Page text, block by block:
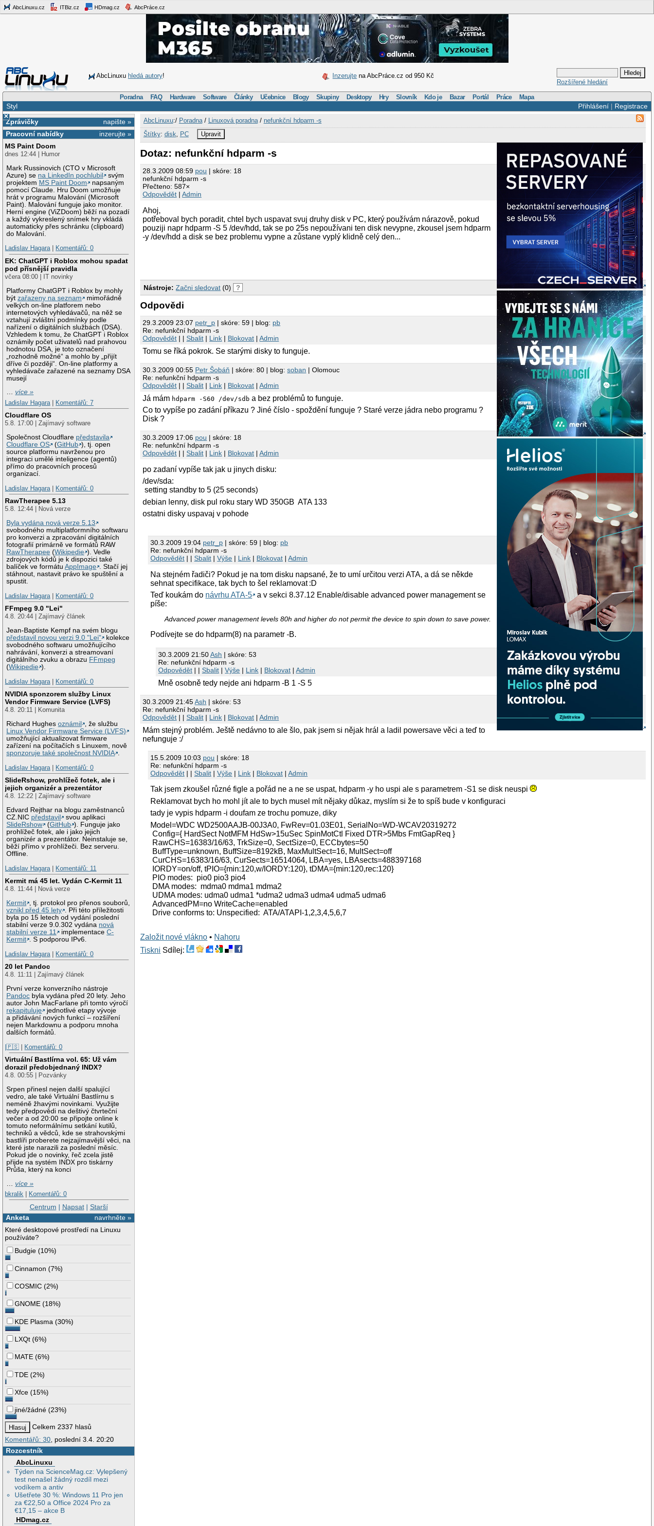
AbcLinuxu.cz ITBiz.cz HDmag.cz AbcPráce.cz
AbcLinuxu hledá autory! Inzerujte na AbcPráce.cz od 950 Kč
Rozšířené hledání
Poradna FAQ Hardware Software Články Učebnice Blogy Skupiny Desktopy Hry Slovník Kdo je Bazar Portál Práce Mapa
Přihlášení| Registrace
Styl
×
napište »
Zprávičky
inzerujte »
Pracovní nabídky
MS Paint Doom
dnes 12:44 | Humor
Mark Russinovich (CTO v Microsoft
Azure) se na LinkedIn pochlubil
svým
projektem MS Paint Doom
napsaným
pomocí Claude. Hru Doom umožňuje
hrát v programu Malování (Microsoft
Paint). Malování funguje jako monitor.
Herní engine (ViZDoom) běží na pozadí
a každý vykreslený snímek hry vkládá
automaticky přes schránku (clipboard)
do Malování.
Ladislav Hagara| Komentářů: 0
EK: ChatGPT i Roblox mohou spadat
pod přísnější pravidla
včera 08:00 | IT novinky
Platformy ChatGPT i Roblox by mohly
býtzařazeny na seznam
mimořádně
velkých on-line platforem nebo
internetových vyhledávačů, na něž se
vztahují zvláštní podmínky podle
nařízení o digitálních službách (DSA).
Vzhledem k tomu, že ChatGPT i Roblox
oznámily počet uživatelů nad prahovou
hodnotou DSA, je toto označení
„rozhodně možné“ a mohlo by „přijít
dříve či později“. On-line platformy a
vyhledávače zařazené na seznamy DSA
musejí
…více »
Ladislav Hagara
Komentářů: 7
Cloudflare OS
5.8. 17:00 | Zajímavý software
Společnost Cloudflare představila
Cloudflare OS
(GitHub ), tj. open
source platformu navrženou pro
integraci umělé inteligence (agentů)
přímo do pracovních procesů
organizací.
Ladislav Hagara
Komentářů: 0
RawTherapee 5.13
5.8. 12:44 | Nová verze
Byla vydána nová verze 5.13
svobodného multiplatformního softwaru
pro konverzi a zpracování digitálních
fotografií primárně ve formátů RAW
RawTherapee (Wikipedie ). Vedle
zdrojových kódů je k dispozici také
balíček ve formátuAppImage . Stačí jej
stáhnout, nastavit právo ke spuštění a
spustit.
Ladislav Hagara
Komentářů: 0
FFmpeg 9.0 "Lei"
4.8. 20:44 | Zajímavý článek
Jean-Baptiste Kempf na svém blogu
představil novou verzi 9.0 "Lei"
kolekce
svobodného softwaru umožňujícího
nahrávání, konverzi a streamovaní
digitálního zvuku a obrazu FFmpeg
(Wikipedie ).
Ladislav Hagara | Komentářů: 0
NVIDIA sponzorem služby Linux
Vendor Firmware Service (LVFS)
4.8. 20:11 | Komunita
Richard Hughesoznámil
, že službu
Linux Vendor Firmware Service (LVFS)
umožňující aktualizovat firmware
zařízení na počítačích s Linuxem, nově
sponzoruje také společnost NVIDIA .
Ladislav Hagara | Komentářů: 0
SlideRshow, prohlížeč fotek, ale i
jejich organizér a prezentátor
4.8. 12:22 | Zajímavý software
Edvard Rejthar na blogu zaměstnanců
CZ.NIC představil
svou aplikaci
SlideRshow
(GitHub ). Funguje jako
prohlížeč fotek, ale i jako jejich
organizér a prezentátor. Neinstaluje se,
běží přímo v prohlížeči. Bez serveru.
Offline.
Ladislav Hagara | Komentářů: 11
Kermit má 45 let. Vydán C-Kermit 11
4.8. 11:44 | Nová verze
Kermit
, tj. protokol pro přenos souborů,
vznikl před 45 lety
. Při této příležitosti
byla po 15 letech od vydání poslední
stabilní verze 9.0.302 vydána nová
stabilní verze 11
implementaceC-
Kermit
. S podporou IPv6.
Ladislav Hagara | Komentářů: 0
20 let Pandoc
4.8. 11:11 | Zajímavý článek
První verze konverzního nástroje
Pandoc byla vydána před 20 lety. Jeho
autor John MacFarlane při tomto výročí
rekapituluje
jednotlivé etapy vývoje
a přidávání nových funkcí – rozšíření
nejen Markdownu a podporu mnoha
dalších formátů.
|🇵🇸 | Komentářů: 0
Virtuální Bastlírna vol. 65: Už vám
dorazil předobjednaný INDX?
4.8. 00:55 | Pozvánky
Srpen přinesl nejen další spalující
vedro, ale také Virtuální Bastlírnu s
neméně žhavými novinkami. Využijte
tedy předpovědi na deštivý čtvrteční
večer a od 20:00 se připojte online k
tomuto neformálnímu setkání kutilů,
techniků a vědců, kde se strahovskými
bastlíři proberete nejzajímavější věci, na
které jste narazili za poslední měsíc.
Pokud jde o novinky, řeč zcela jistě
přijde na systém INDX pro tiskárny
Průša, který na konci
…více »
bkralik
Komentářů: 0
Centrum | Napsat| Starší
navrhněte »
Anketa
Které desktopové prostředí na Linuxu
používáte?
Budgie (10%)
Cinnamon (7%)
COSMIC (2%)
GNOME (18%)
KDE Plasma (30%)
LXQt (6%)
MATE (6%)
TDE (2%)
Xfce (15%)
jiné/žádné (23%)
Celkem 2337 hlasů
Komentářů: 30 , poslední 3.4. 20:20
Rozcestník
AbcLinuxu
Týden na ScienceMag.cz: Vylepšený
test nenašel žádný rozdíl mezi
vodíkem a antiv
Ušetřete 30 %: Windows 11 Pro jen
za €22,50 a Office 2024 Pro za
€17,15 – akce B
HDmag.cz
AbcLinuxu:/ Poradna/ Linuxová poradna/ nefunkční hdparm -s
Štítky: disk PC Upravit
Dotaz: nefunkční hdparm -s
28.3.2009 08:59 pou | skóre: 18
nefunkční hdparm -s
Přečteno: 587×
Odpovědět |Admin
Ahoj,
potřeboval bych poradit, chtel bych uspavat svuj druhy disk v PC, který používám nárazově, pokud
pouziji napr hdparm -S 5 /dev/hdd, tak se po 25s nepoužívani ten disk nevypne, zkousel jsem hdparm
-y /dev/hdd a disk se bez problemu vypne a zůstane vyplý klidně celý den...
Nástroje: Začni sledovat (0) ?
Odpovědi
29.3.2009 23:07 petr_p | skóre: 59 | blog: pb
Re: nefunkční hdparm -s
Odpovědět | |Sbalit | Link | Blokovat |Admin
Tomu se říká pokrok. Se starými disky to funguje.
30.3.2009 00:55 Petr Šobáň | skóre: 80 | blog:soban | Olomouc
Re: nefunkční hdparm -s
Odpovědět | |Sbalit | Link | Blokovat |Admin
Já mám hdparm -S60 /dev/sdb a bez problémů to funguje.
Co to vypíše po zadání příkazu ? Jiné číslo - spoždění funguje ? Staré verze jádra nebo programu ?
Disk ?
30.3.2009 17:06 pou | skóre: 18
Re: nefunkční hdparm -s
Odpovědět | |Sbalit | Link | Blokovat |Admin
po zadaní vypíše tak jak u jinych disku:
/dev/sda:
setting standby to 5 (25 seconds)
debian lenny, disk pul roku stary WD 350GB ATA 133
ostatni disky uspavaj v pohode
30.3.2009 19:04 petr_p | skóre: 59 | blog: pb
Re: nefunkční hdparm -s
Odpovědět | |Sbalit |Výše | Link | Blokovat |Admin
Na stejném řadiči? Pokud je na tom disku napsané, že to umí určitou verzi ATA, a dá se někde
sehnat specifikace, tak bych to šel reklamovat :D
Teď koukám do návrhu ATA-5 a v sekci 8.37.12 Enable/disable advanced power management se
píše:
Advanced power management levels 80h and higher do not permit the device to spin down to save power.
Podívejte se do hdparm(8) na parametr -B.
30.3.2009 21:50Ash | skóre: 53
Re: nefunkční hdparm -s
Odpovědět | |Sbalit |Výše | Link | Blokovat |Admin
Mně osobně tedy nejde ani hdparm -B 1 -S 5
30.3.2009 21:45Ash | skóre: 53
Re: nefunkční hdparm -s
Odpovědět | |Sbalit | Link | Blokovat |Admin
Mám stejný problém. Ještě nedávno to ale šlo, pak jsem si nějak hrál a ladil powersave věci a teď to
nefunguje :/
15.5.2009 10:03 pou | skóre: 18
Re: nefunkční hdparm -s
Odpovědět | |Sbalit |Výše | Link | Blokovat |Admin
Tak jsem zkoušel různé figle a pořád ne a ne se uspat, hdparm -y ho uspi ale s parametrem -S1 se disk neuspi
Reklamovat bych ho mohl jít ale to bych musel mít nějaky důkaz, myslím si že to spíš bude v konfiguraci
tady je vypis hdparm -i doufam ze trochu pomuze, diky
Model=WDC WD2500AAJB-00J3A0, FwRev=01.03E01, SerialNo=WD-WCAV20319272
Config={ HardSect NotMFM HdSw>15uSec SpinMotCtl Fixed DTR>5Mbs FmtGapReq }
RawCHS=16383/16/63, TrkSize=0, SectSize=0, ECCbytes=50
BuffType=unknown, BuffSize=8192kB, MaxMultSect=16, MultSect=off
CurCHS=16383/16/63, CurSects=16514064, LBA=yes, LBAsects=488397168
IORDY=on/off, tPIO={min:120,w/IORDY:120}, tDMA={min:120,rec:120}
PIO modes: pio0 pio3 pio4
DMA modes: mdma0 mdma1 mdma2
UDMA modes: udma0 udma1 *udma2 udma3 udma4 udma5 udma6
AdvancedPM=no WriteCache=enabled
Drive conforms to: Unspecified: ATA/ATAPI-1,2,3,4,5,6,7
Založit nové vlákno • Nahoru
Tiskni Sdílej: